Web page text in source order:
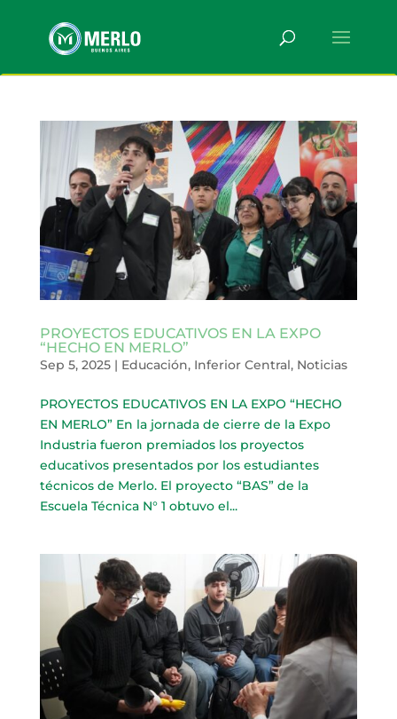
PROYECTOS EDUCATIVOS EN LA EXPO
“HECHO EN MERLO”
Sep 5, 2025| Educación, Inferior Central, Noticias
PROYECTOS EDUCATIVOS EN LA EXPO “HECHO
EN MERLO” En la jornada de cierre de la Expo
Industria fueron premiados los proyectos
educativos presentados por los estudiantes
técnicos de Merlo. El proyecto “BAS” de la
Escuela Técnica N° 1 obtuvo el...